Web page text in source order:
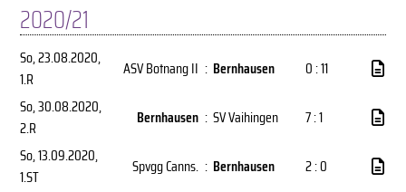
2020/21
So, 23.08.2020,
1.R
ASV Botnang II : Bernhausen
0 : 11
So, 30.08.2020,
2.R
Bernhausen : SV Vaihingen
7 : 1
So, 13.09.2020,
1.ST
Spvgg Canns. : Bernhausen
2 : 0